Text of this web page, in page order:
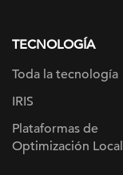
TECNOLOGÍA
Toda la tecnología
IRIS
Plataformas de
Optimización Local